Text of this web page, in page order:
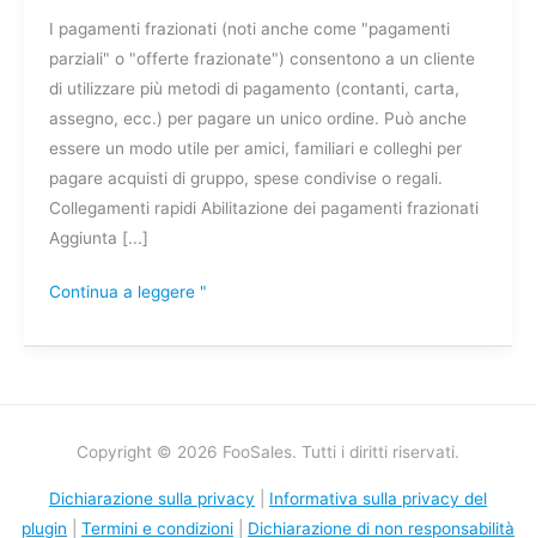
I pagamenti frazionati (noti anche come "pagamenti
parziali" o "offerte frazionate") consentono a un cliente
di utilizzare più metodi di pagamento (contanti, carta,
assegno, ecc.) per pagare un unico ordine. Può anche
essere un modo utile per amici, familiari e colleghi per
pagare acquisti di gruppo, spese condivise o regali.
Collegamenti rapidi Abilitazione dei pagamenti frazionati
Aggiunta [...]
Continua a leggere "
Copyright © 2026 FooSales. Tutti i diritti riservati.
Dichiarazione sulla privacy
Informativa sulla privacy del
plugin
Termini e condizioni Dichiarazione di non responsabilità